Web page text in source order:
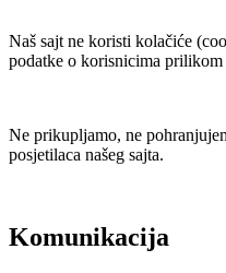
Naš sajt ne koristi kolačiće
podatke o korisnicima prilikom
Ne prikupljamo, ne
posjetilaca našeg sajta.
Komunikacija